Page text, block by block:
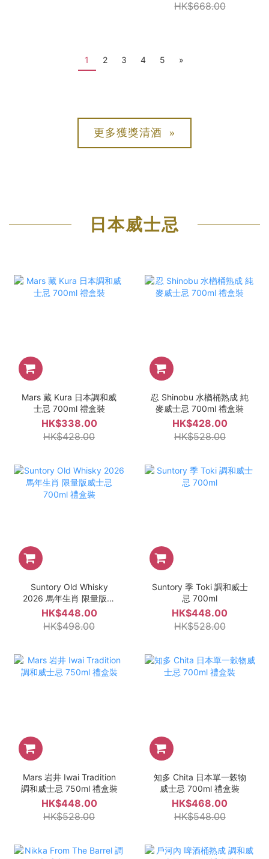
HK$668.00
1 2 3 4 5 »
更多獲獎清酒 »
日本威士忌
Mars 藏 Kura 日本調和威
士忌 700ml 禮盒裝
HK$338.00
HK$428.00
忍 Shinobu 水楢桶熟成 純
麥威士忌 700ml 禮盒裝
HK$428.00
HK$528.00
Suntory Old Whisky
2026 馬年生肖 限量版威
士忌 700ml 禮盒裝
HK$448.00
HK$498.00
Suntory 季 Toki 調和威士
忌 700ml
HK$448.00
HK$528.00
Mars 岩井 Iwai Tradition
調和威士忌 750ml 禮盒裝
HK$448.00
HK$528.00
知多 Chita 日本單一穀物
威士忌 700ml 禮盒裝
HK$468.00
HK$548.00